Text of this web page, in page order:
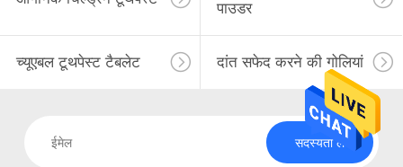
पाउडर
च्यूएबल टूथपेस्ट टैबलेट दांत सफेद करने की गोलियां
सदस्यता लें